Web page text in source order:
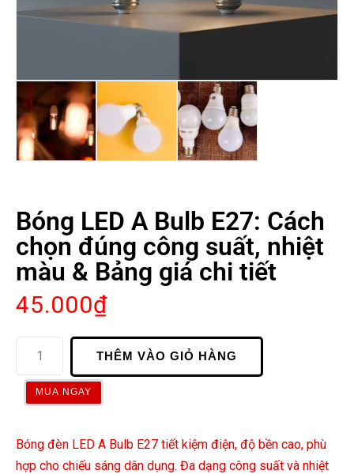
Bóng LED A Bulb E27: Cách
chọn đúng công suất, nhiệt
màu & Bảng giá chi tiết
45.000₫
THÊM VÀO GIỎ HÀNG
MUA NGAY
Bóng đèn LED A Bulb E27 tiết kiệm điện, độ bền cao, phù
hợp cho chiếu sáng dân dụng. Đa dạng công suất và nhiệt